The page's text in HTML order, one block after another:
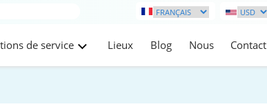
de service Lieux Blog Nous Contact